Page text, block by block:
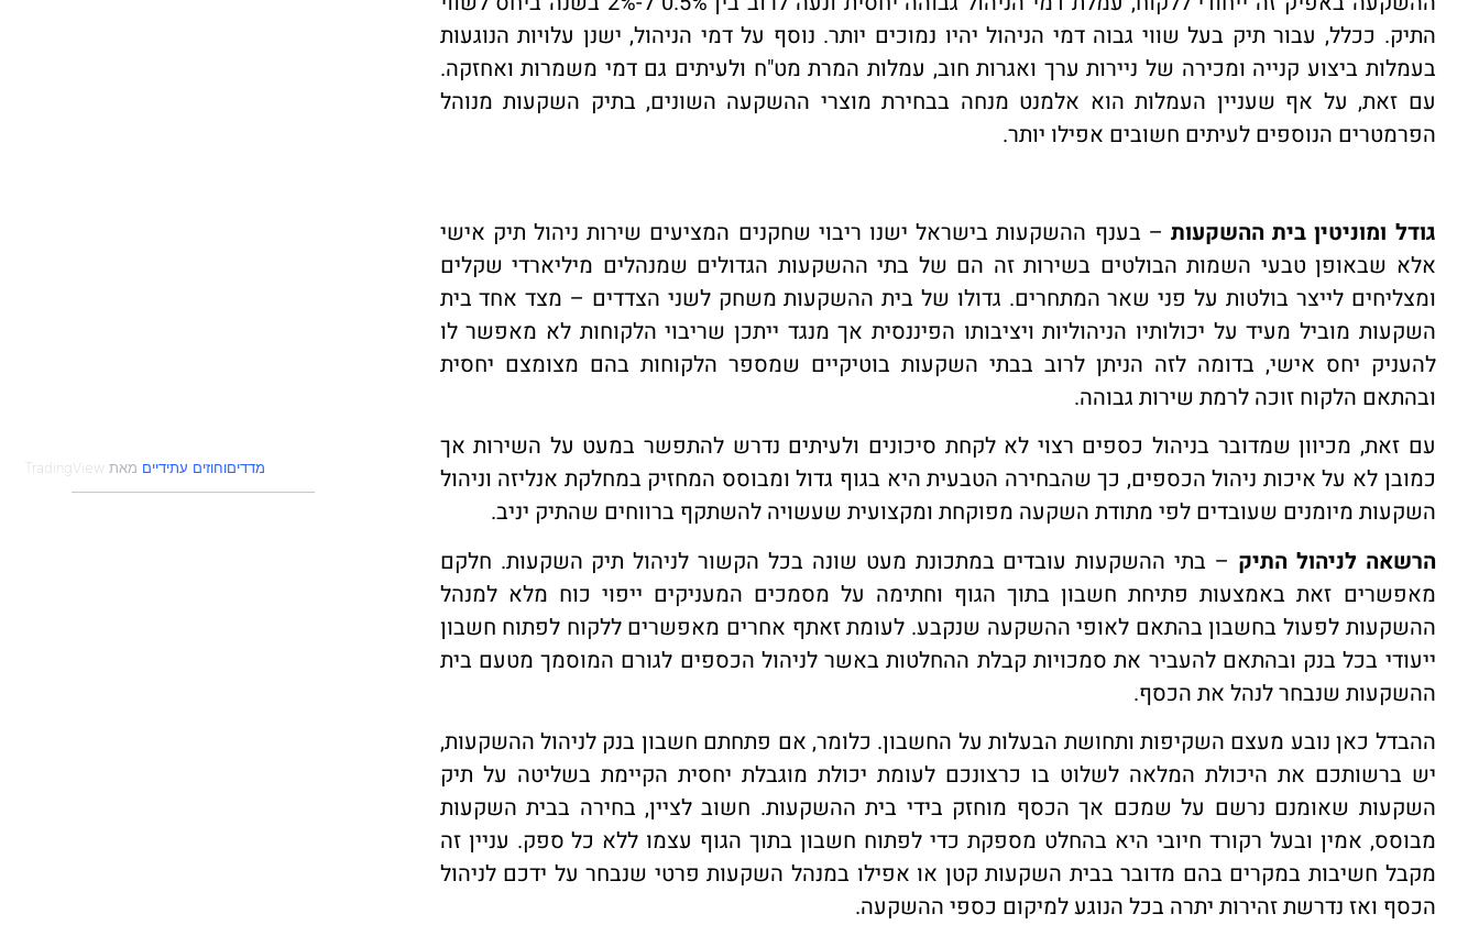
התיק. ככלל, עבור תיק בעל שווי גבוה דמי הניהול יהיו נמוכים יותר. נוסף על דמי הניהול, ישנן עלויות הנוגעות
בעמלות ביצוע קנייה ומכירה של ניירות ערך ואגרות חוב, עמלות המרת מט"ח ולעיתים גם דמי משמרות ואחזקה.
עם זאת, על אף שעניין העמלות הוא אלמנט מנחה בבחירת מוצרי ההשקעה השונים, בתיק השקעות מנוהל
הפרמטרים הנוספים לעיתים חשובים אפילו יותר.
גודל ומוניטין בית ההשקעות – בענף ההשקעות בישראל ישנו ריבוי שחקנים המציעים שירות ניהול תיק אישי
אלא שבאופן טבעי השמות הבולטים בשירות זה הם של בתי ההשקעות הגדולים שמנהלים מיליארדי שקלים
ומצליחים לייצר בולטות על פני שאר המתחרים. גדולו של בית ההשקעות משחק לשני הצדדים – מצד אחד בית
השקעות מוביל מעיד על יכולותיו הניהוליות ויציבותו הפיננסית אך מנגד ייתכן שריבוי הלקוחות לא מאפשר לו
להעניק יחס אישי, בדומה לזה הניתן לרוב בבתי השקעות בוטיקיים שמספר הלקוחות בהם מצומצם יחסית
ובהתאם הלקוח זוכה לרמת שירות גבוהה.
עם זאת, מכיוון שמדובר בניהול כספים רצוי לא לקחת סיכונים ולעיתים נדרש להתפשר במעט על השירות אך
כמובן לא על איכות ניהול הכספים, כך שהבחירה הטבעית היא בגוף גדול ומבוסס המחזיק במחלקת אנליזה וניהול
השקעות מיומנים שעובדים לפי מתודת השקעה מפוקחת ומקצועית שעשויה להשתקף ברווחים שהתיק יניב.
הרשאה לניהול התיק – בתי ההשקעות עובדים במתכונת מעט שונה בכל הקשור לניהול תיק השקעות. חלקם
מאפשרים זאת באמצעות פתיחת חשבון בתוך הגוף וחתימה על מסמכים המעניקים ייפוי כוח מלא למנהל
ההשקעות לפעול בחשבון בהתאם לאופי ההשקעה שנקבע. לעומת זאתף אחרים מאפשרים ללקוח לפתוח חשבון
ייעודי בכל בנק ובהתאם להעביר את סמכויות קבלת ההחלטות באשר לניהול הכספים לגורם המוסמך מטעם בית
ההשקעות שנבחר לנהל את הכסף.
ההבדל כאן נובע מעצם השקיפות ותחושת הבעלות על החשבון. כלומר, אם פתחתם חשבון בנק לניהול ההשקעות,
יש ברשותכם את היכולת המלאה לשלוט בו כרצונכם לעומת יכולת מוגבלת יחסית הקיימת בשליטה על תיק
השקעות שאומנם נרשם על שמכם אך הכסף מוחזק בידי בית ההשקעות. חשוב לציין, בחירה בבית השקעות
מבוסס, אמין ובעל רקורד חיובי היא בהחלט מספקת כדי לפתוח חשבון בתוך הגוף עצמו ללא כל ספק. עניין זה
מקבל חשיבות במקרים בהם מדובר בבית השקעות קטן או אפילו במנהל השקעות פרטי שנבחר על ידכם לניהול
הכסף ואז נדרשת זהירות יתרה בכל הנוגע למיקום כספי ההשקעה.
מדדים
‎ו‎ חוזים עתידיים